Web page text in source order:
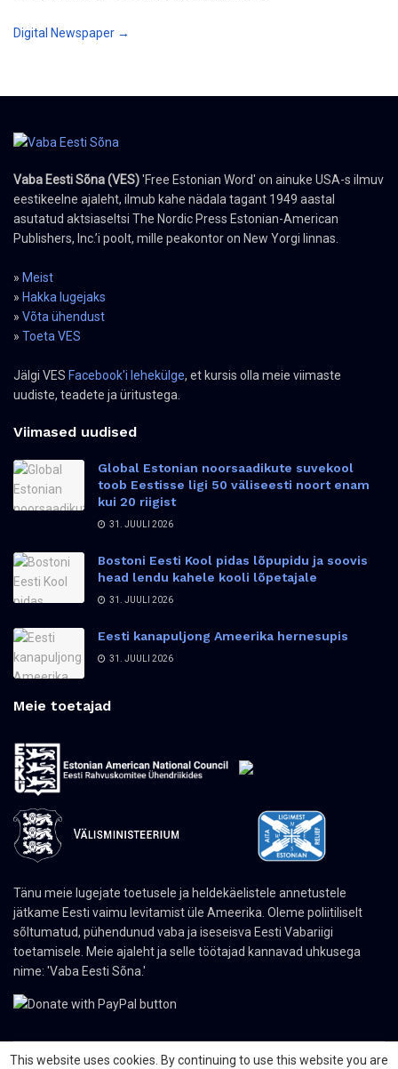
Digital Newspaper →
Vaba Eesti Sõna (VES)'Free Estonian Word' on ainuke USA-s ilmuv
eestikeelne ajaleht, ilmub kahe nädala tagant 1949 aastal
asutatud aktsiaseltsi The Nordic Press Estonian-American
Publishers, Inc.’i poolt, mille peakontor on New Yorgi linnas.
» Meist
» Hakka lugejaks
» Võta ühendust
» Toeta VES
Jälgi VES Facebook'i lehekülge, et kursis olla meie viimaste
uudiste, teadete ja üritustega.
Viimased uudised
Global Estonian noorsaadikute suvekool
toob Eestisse ligi 50 väliseesti noort enam
kui 20 riigist
31. JUULI 2026
Bostoni Eesti Kool pidas lõpupidu ja soovis
head lendu kahele kooli lõpetajale
31. JUULI 2026
Eesti kanapuljong Ameerika hernesupis
31. JUULI 2026
Meie toetajad
Tänu meie lugejate toetusele ja heldekäelistele annetustele
jätkame Eesti vaimu levitamist üle Ameerika. Oleme poliitiliselt
sõltumatud, pühendunud vaba ja iseseisva Eesti Vabariigi
toetamisele. Meie ajaleht ja selle töötajad kannavad uhkusega
nime: 'Vaba Eesti Sõna.'
This website uses cookies. By continuing to use this website you are